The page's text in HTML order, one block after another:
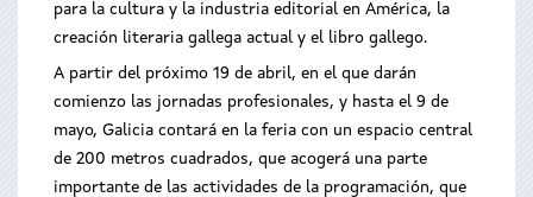
para la cultura y la industria editorial en América, la
creación literaria gallega actual y el libro gallego.
A partir del próximo 19 de abril, en el que darán
comienzo las jornadas profesionales, y hasta el 9 de
mayo, Galicia contará en la feria con un espacio central
de 200 metros cuadrados, que acogerá una parte
importante de las actividades de la programación, que